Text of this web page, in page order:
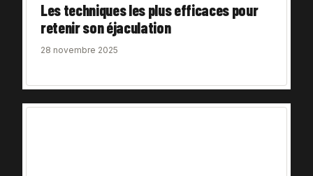
Les techniques les plus efficaces pour
retenir son éjaculation
28 novembre 2025